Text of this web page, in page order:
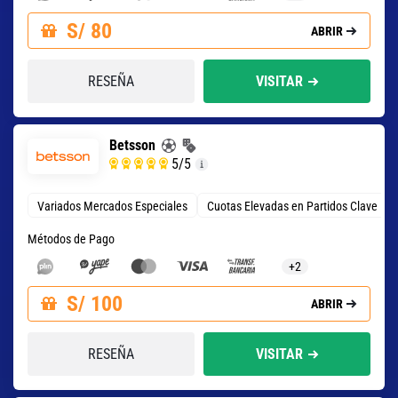
S/ 80 ABRIR
RESEÑA VISITAR
Betsson
5/5
Variados Mercados Especiales Cuotas Elevadas en Partidos Clave
Métodos de Pago
+2
S/ 100 ABRIR
RESEÑA VISITAR